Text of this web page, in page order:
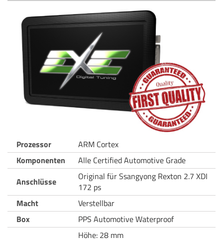
Prozessor
ARM Cortex
Komponenten
Alle Certified Automotive Grade
Anschlüsse
Original für Ssangyong Rexton 2.7 XDI
172 ps
Macht
Verstellbar
Box
PPS Automotive Waterproof
Höhe: 28 mm